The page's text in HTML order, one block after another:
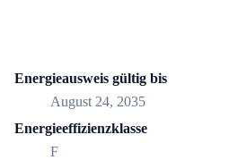
Energieausweis gültig bis
August 24, 2035
Energieeffizienzklasse
F